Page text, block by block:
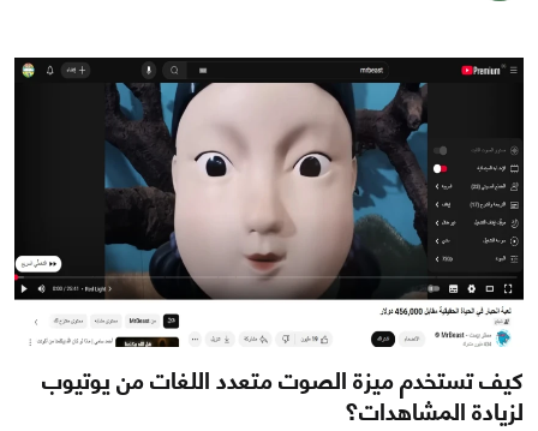
0
كيف تستخدم ميزة الصوت متعدد اللغات من يوتيوب
لزيادة المشاهدات؟